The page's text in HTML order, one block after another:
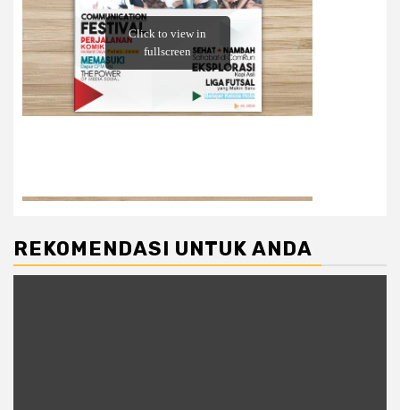
REKOMENDASI UNTUK ANDA